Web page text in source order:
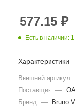
577.15 ₽
Есть в наличии: 1
Характеристики
Внешний артикул
Поставщик —
Бренд
—
Bruno